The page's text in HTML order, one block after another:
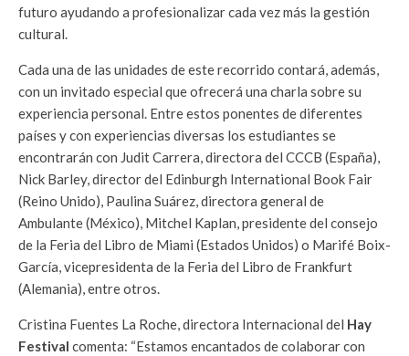
futuro ayudando a profesionalizar cada vez más la gestión
cultural.
Cada una de las unidades de este recorrido contará, además,
con un invitado especial que ofrecerá una charla sobre su
experiencia personal. Entre estos ponentes de diferentes
países y con experiencias diversas los estudiantes se
encontrarán con Judit Carrera, directora del CCCB (España),
Nick Barley, director del Edinburgh International Book Fair
(Reino Unido), Paulina Suárez, directora general de
Ambulante (México), Mitchel Kaplan, presidente del consejo
de la Feria del Libro de Miami (Estados Unidos) o Marifé Boix-
García, vicepresidenta de la Feria del Libro de Frankfurt
(Alemania), entre otros.
Cristina Fuentes La Roche, directora Internacional del Hay
Festival comenta: “Estamos encantados de colaborar con